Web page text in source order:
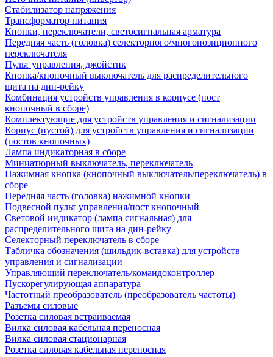
Стабилизатор напряжения
Трансформатор питания
Кнопки, переключатели, светосигнальная арматура
Передняя часть (головка) селекторного/многопозиционного
переключателя
Пульт управления, джойстик
Кнопка/кнопочный выключатель для распределительного
щита на дин-рейку
Комбинация устройств управления в корпусе (пост
кнопочный в сборе)
Комплектующие для устройств управления и сигнализации
Корпус (пустой) для устройств управления и сигнализации
(постов кнопочных)
Лампа индикаторная в сборе
Миниатюрный выключатель, переключатель
Нажимная кнопка (кнопочный выключатель/переключатель) в
сборе
Передняя часть (головка) нажимной кнопки
Подвесной пульт управления/пост кнопочный
Световой индикатор (лампа сигнальная) для
распределительного щита на дин-рейку
Селекторный переключатель в сборе
Табличка обозначения (шильдик-вставка) для устройств
управления и сигнализации
Управляющий переключатель/командоконтроллер
Пускорегулирующая аппаратура
Частотный преобразователь (преобразователь частоты)
Разъемы силовые
Розетка силовая встраиваемая
Вилка силовая кабельная переносная
Вилка силовая стационарная
Розетка силовая кабельная переносная